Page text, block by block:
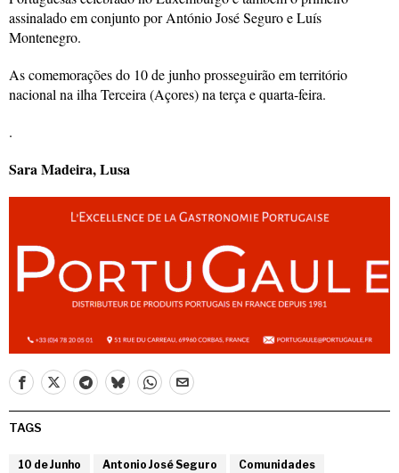
assinalado em conjunto por António José Seguro e Luís
Montenegro.
As comemorações do 10 de junho prosseguirão em território
nacional na ilha Terceira (Açores) na terça e quarta-feira.
.
Sara Madeira, Lusa
TAGS
10 de Junho Antonio José Seguro
Comunidades